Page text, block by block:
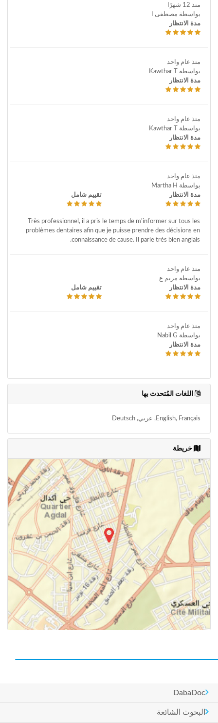
منذ 12 شهرًا
بواسطة مصطفى ا
مدة الانتظار
منذ عام واحد
بواسطة Kawthar T
مدة الانتظار
منذ عام واحد
بواسطة Kawthar T
مدة الانتظار
منذ عام واحد
بواسطة Martha H
مدة الانتظار
تقييم شامل
Très professionnel, il a pris le temps de m'informer sur tous les
problèmes dentaires afin que je puisse prendre des décisions en
connaissance de cause. Il parle très bien anglais.
منذ عام واحد
بواسطة مريم ع
مدة الانتظار
تقييم شامل
منذ عام واحد
بواسطة Nabil G
مدة الانتظار
اللغات المُتحدث بها
English, Français, عربي, Deutsch
خريطة
DabaDoc
البحوث الشائعة